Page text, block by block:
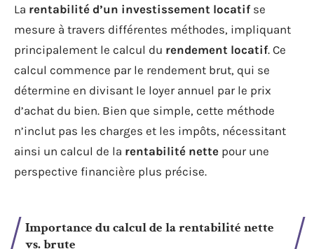
La rentabilité d’un investissement locatifse
mesure à travers différentes méthodes, impliquant
principalement le calcul du rendement locatif. Ce
calcul commence par le rendement brut, qui se
détermine en divisant le loyer annuel par le prix
d’achat du bien. Bien que simple, cette méthode
n’inclut pas les charges et les impôts, nécessitant
ainsi un calcul de la rentabilité nette pour une
perspective financière plus précise.
Importance du calcul de la rentabilité nette
vs. brute